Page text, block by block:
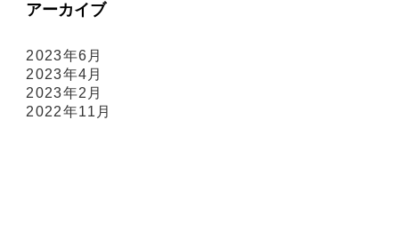
アーカイブ
2023年6月
2023年4月
2023年2月
2022年11月